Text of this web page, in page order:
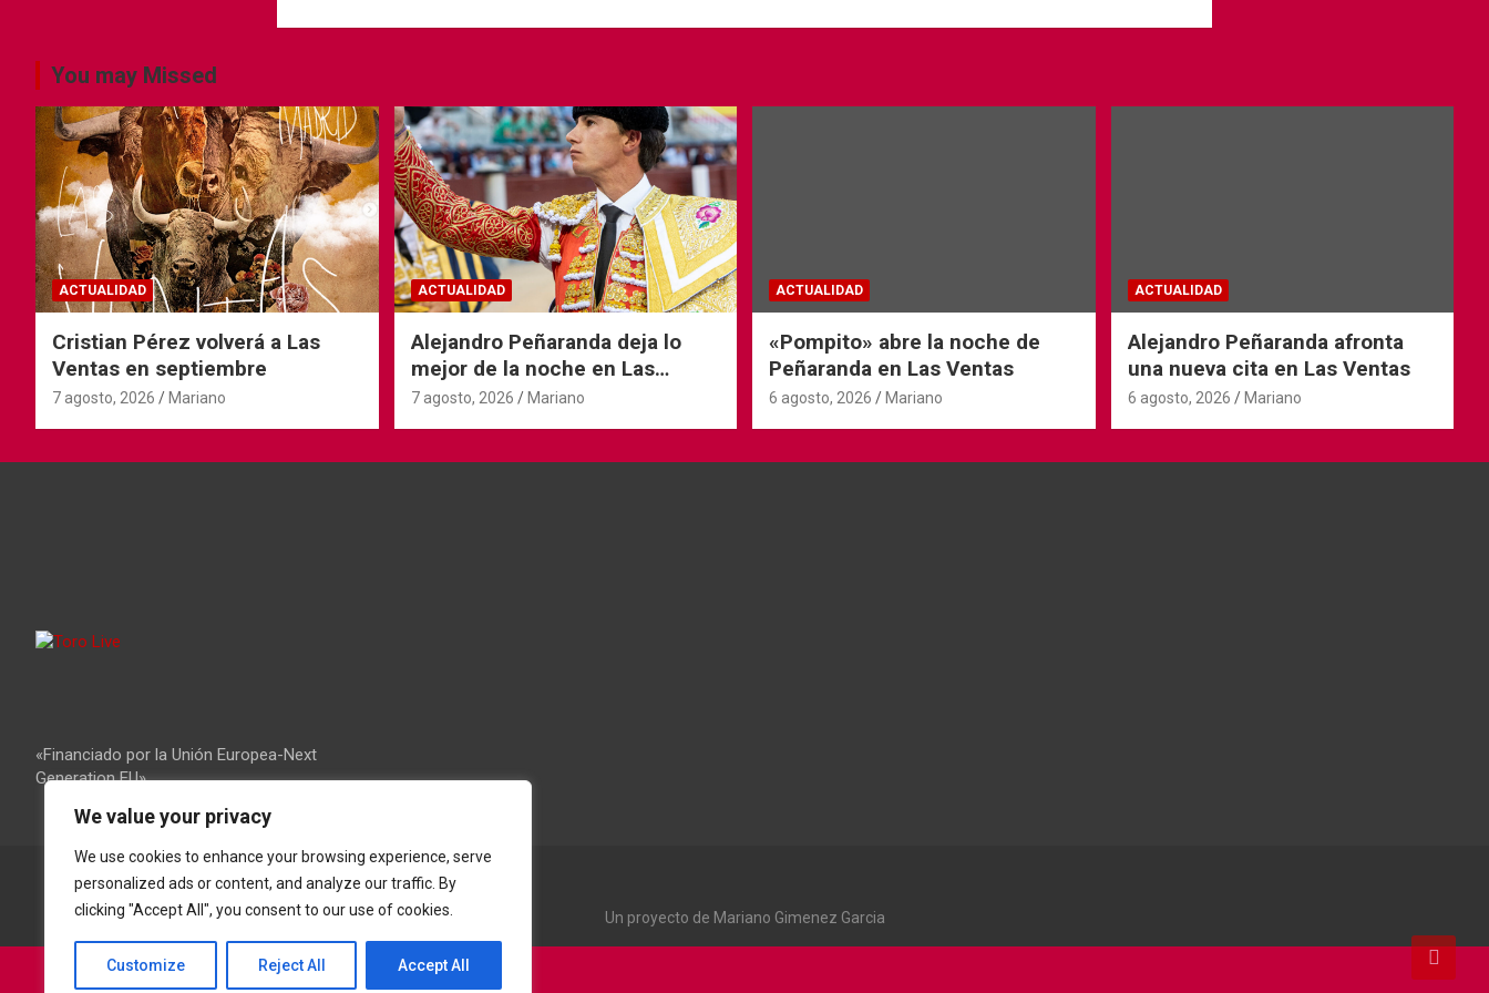
We value your privacy
We use cookies to enhance your browsing experience, serve
personalized ads or content, and analyze our traffic. By
clicking "Accept All", you consent to our use of cookies.
Customize Reject All Accept All
You may Missed
ACTUALIDAD
Cristian Pérez volverá a Las
Ventas en septiembre
7 agosto, 2026 Mariano
ACTUALIDAD
Alejandro Peñaranda deja lo
mejor de la noche en Las
Ventas
7 agosto, 2026 Mariano
ACTUALIDAD
«Pompito» abre la noche de
Peñaranda en Las Ventas
6 agosto, 2026 Mariano
ACTUALIDAD
Alejandro Peñaranda afronta
una nueva cita en Las Ventas
6 agosto, 2026 Mariano
«Financiado por la Unión Europea-Next
Generation EU»